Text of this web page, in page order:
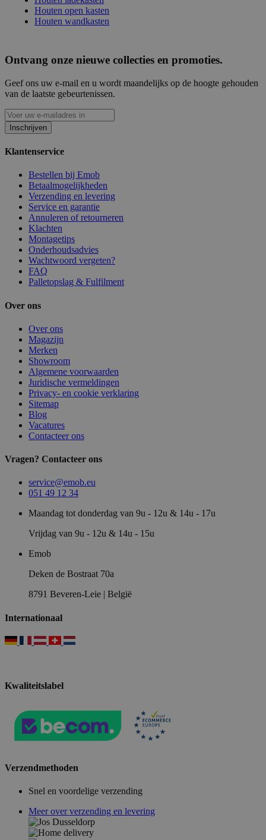
Houten open kasten
Houten wandkasten
Ontvang onze nieuwe collecties en promoties.
Geef ons uw e-mail en u wordt maandelijks op de hoogte gehouden
van de laatste gebeurtenissen.
Inschrijven
Klantenservice
Bestellen bij Emob
Betaalmogelijkheden
Verzending en levering
Service en garantie
Annuleren of retourneren
Klachten
Montagetips
Onderhoudsadvies
Wachtwoord vergeten?
FAQ
Palletopslag & Fulfilment
Over ons
Over ons
Magazijn
Merken
Showroom
Algemene voorwaarden
Juridische vermeldingen
Privacy- en cookie verklaring
Sitemap
Blog
Vacatures
Contacteer ons
Vragen? Contacteer ons
service@emob.eu
051 49 12 34
Maandag tot donderdag van 9u - 12u & 14u - 17u
Vrijdag van 9u - 12u & 14u - 15u
Emob
Deken de Bostraat 70a
8791 Beveren-Leie | België
Internationaal
Kwaliteitslabel
Verzendmethoden
Snel en voordelige verzending
Meer over verzending en levering